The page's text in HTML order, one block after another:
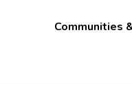
Communities